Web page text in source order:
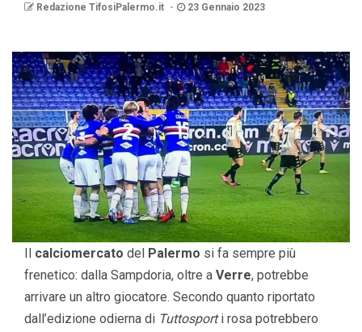
Redazione TifosiPalermo.it 23 Gennaio 2023
calciomercato del Palermo si fa sempre più
frenetico: dalla Sampdoria, oltre a Verre, potrebbe
arrivare un altro giocatore. Secondo quanto riportato
dall’edizione odierna di Tuttosporti rosa potrebbero